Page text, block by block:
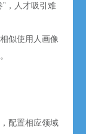
，人才吸引难
似使用人画像
配置相应领域